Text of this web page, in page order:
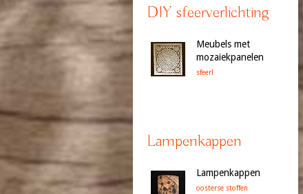
DIY sfeerverlichting
Meubels met
mozaiekpanelen
sfeer!
Lampenkappen
Lampenkappen
oosterse stoffen